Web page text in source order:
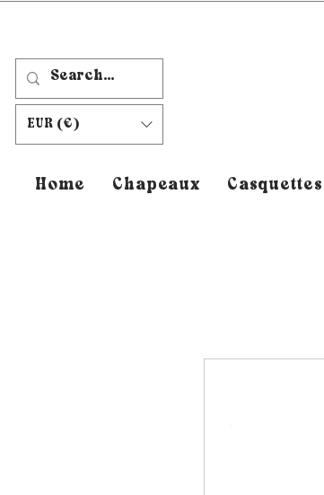
EUR (€)
Home Chapeaux Casquettes